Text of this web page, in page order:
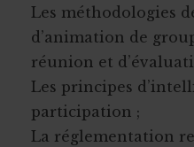
Les méthodologies
d’animation de
réunion et
Les principes
participation ;
La réglementation